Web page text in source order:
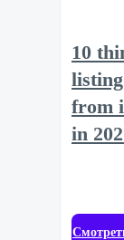
10
from
in